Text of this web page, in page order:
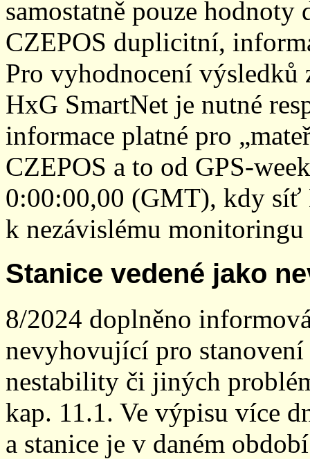
samostatně pouze
CZEPOS duplicitní,
Pro vyhodnocení
HxG SmartNet je nutné
informace platné pro
CZEPOS a to od GPS-
0:00:00,00 (GMT), kdy síť
k nezávislému
Stanice vedené jako
8/2024 doplněno
nevyhovující pro
nestability či jiných
kap. 11.1. Ve výpisu více
a stanice je v daném